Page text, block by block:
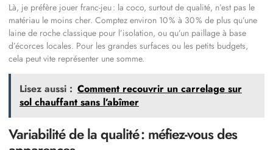
Là, je préfère jouer franc-jeu : la coco, surtout de qualité, n’est pas le
matériau le moins cher. Comptez environ 10 % à 30 % de plus qu’une
laine de roche classique pour l’isolation, ou qu’un paillage à base
d’écorces locales. Pour les grandes surfaces ou les petits budgets,
cela peut vite représenter une somme.
Lisez aussi : Comment recouvrir un carrelage sur
sol chauffant sans l’abîmer
Variabilité de la qualité : méfiez-vous des